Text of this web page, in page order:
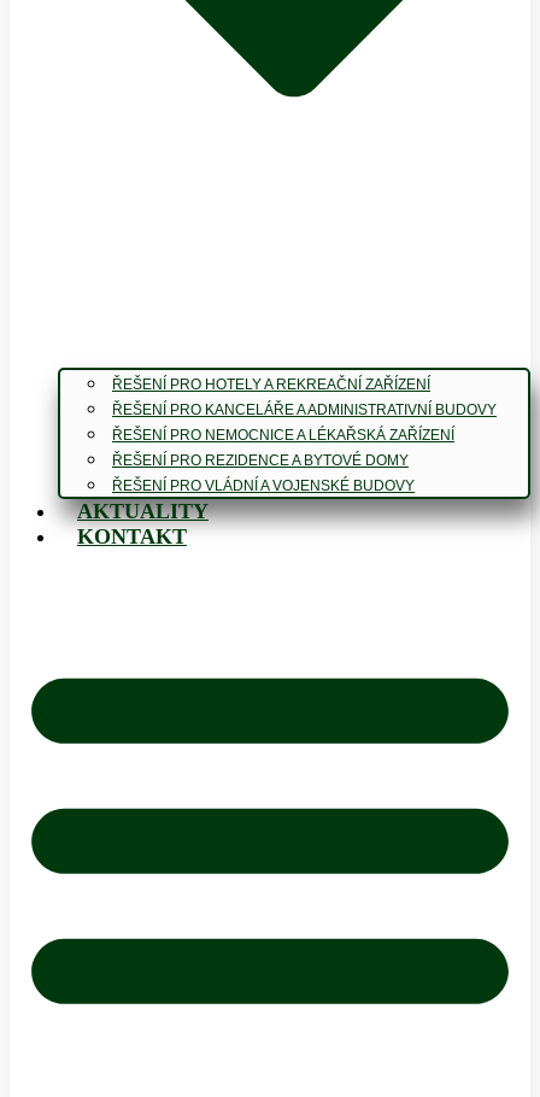
ŘEŠENÍ PRO HOTELY A REKREAČNÍ ZAŘÍZENÍ
ŘEŠENÍ PRO KANCELÁŘE A ADMINISTRATIVNÍ BUDOVY
ŘEŠENÍ PRO NEMOCNICE A LÉKAŘSKÁ ZAŘÍZENÍ
ŘEŠENÍ PRO REZIDENCE A BYTOVÉ DOMY
ŘEŠENÍ PRO VLÁDNÍ A VOJENSKÉ BUDOVY
AKTUALITY
KONTAKT